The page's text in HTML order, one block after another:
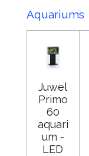
Aquariums
Juwel
Primo
60
aquari
um -
LED